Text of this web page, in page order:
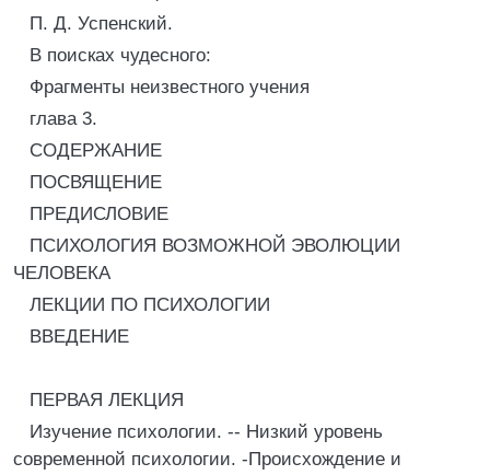
П. Д. Успенский.
В поисках чудесного:
Фрагменты неизвестного учения
глава 3.
СОДЕРЖАНИЕ
ПОСВЯЩЕНИЕ
ПРЕДИСЛОВИЕ
ПСИХОЛОГИЯ ВОЗМОЖНОЙ ЭВОЛЮЦИИ
ЧЕЛОВЕКА
ЛЕКЦИИ ПО ПСИХОЛОГИИ
ВВЕДЕНИЕ
ПЕРВАЯ ЛЕКЦИЯ
Изучение психологии. -- Низкий уровень
современной психологии. -Происхождение и